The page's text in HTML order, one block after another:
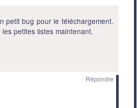
petit bug pour le téléchargement.
petites listes maintenant.
Répondre